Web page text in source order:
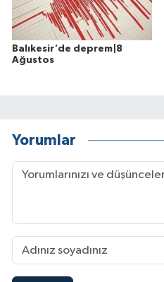
Balıkesir'de deprem|8
Ağustos
Yorumlar